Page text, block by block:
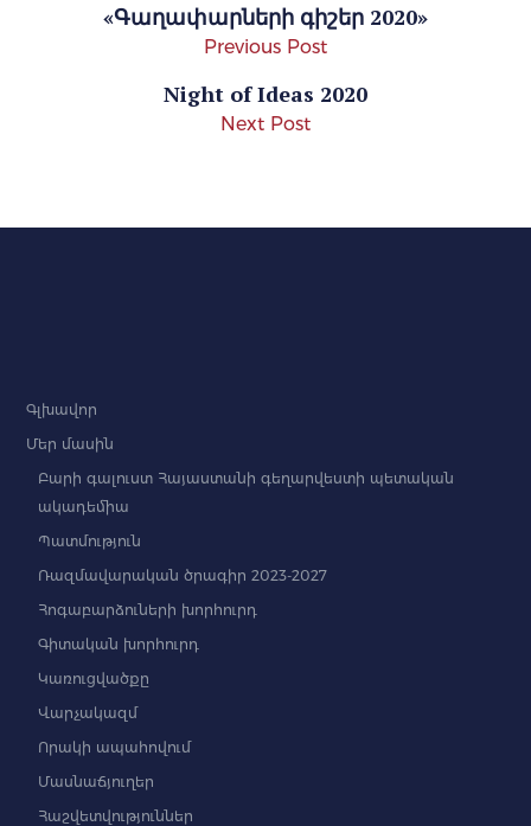
«Գաղափարների գիշեր 2020»
Previous Post
Night of Ideas 2020
Next Post
Գլխավոր
Մեր մասին
Բարի գալուստ Հայաստանի գեղարվեստի պետական
ակադեմիա
Պատմություն
Ռազմավարական ծրագիր 2023-2027
Հոգաբարձուների խորհուրդ
Գիտական խորհուրդ
Կառուցվածքը
Վարչակազմ
Որակի ապահովում
Մասնաճյուղեր
Հաշվետվություններ